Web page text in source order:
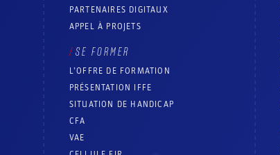
PARTENAIRES DIGITAUX
APPEL À PROJETS
SE FORMER
L’OFFRE DE FORMATION
PRÉSENTATION IFFE
SITUATION DE HANDICAP
CFA
VAE